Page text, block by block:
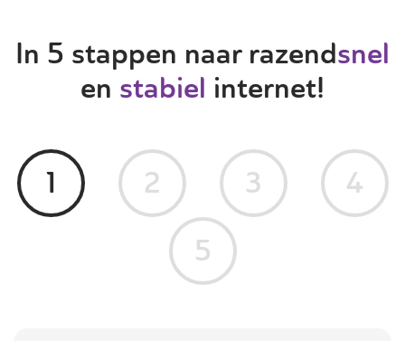
In 5 stappen naar razendsnel
en stabiel internet!
1 2 3
4
5